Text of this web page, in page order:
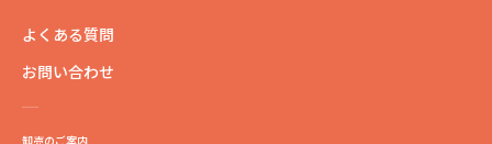
よくある質問
お問い合わせ
卸売のご案内